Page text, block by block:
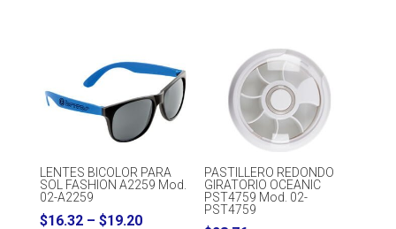
LENTES BICOLOR PARA
SOL FASHION A2259 Mod.
02-A2259
$16.32 – $19.20Price
PASTILLERO REDONDO
GIRATORIO OCEANIC
PST4759 Mod. 02-
PST4759